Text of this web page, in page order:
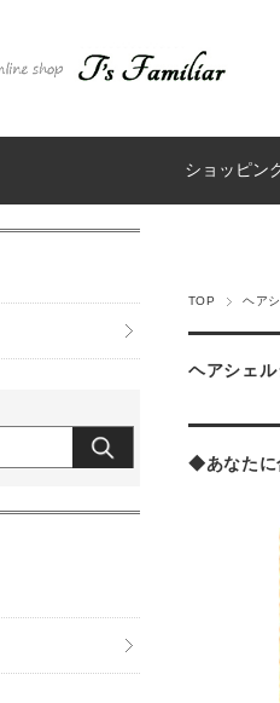
ショッピン
TOP ヘア
ヘアシェル
◆あなたに